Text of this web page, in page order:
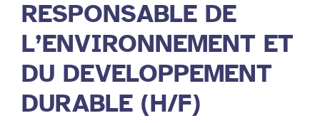
RESPONSABLE DE
L’ENVIRONNEMENT ET
DU DEVELOPPEMENT
DURABLE (H/F)